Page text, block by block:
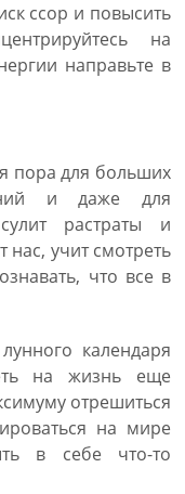
ссор и повысить
на
направьте в
пора для больших
и даже для
растраты и
нас, учит смотреть
что все в
календаря
на жизнь еще
отрешиться
на мире
в себе что-то